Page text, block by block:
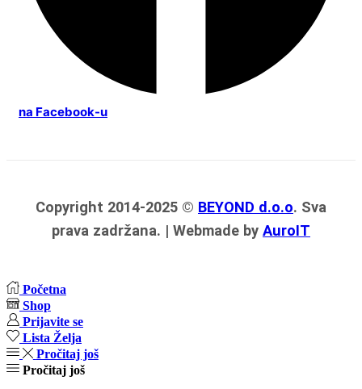
na Facebook-u
Copyright 2014-2025 © BEYOND d.o.o. Sva
prava zadržana. | Webmade by AuroIT
Početna
Shop
Prijavite se
Lista Želja
Pročitaj još
Pročitaj još